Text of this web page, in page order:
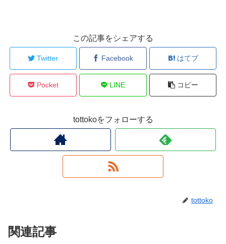
この記事をシェアする
Twitter Facebook はてブ
Pocket LINE コピー
tottokoをフォローする
tottoko
関連記事